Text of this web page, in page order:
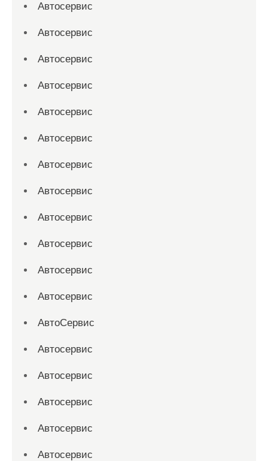
Автосервис
Автосервис
Автосервис
Автосервис
Автосервис
Автосервис
Автосервис
Автосервис
Автосервис
Автосервис
Автосервис
Автосервис
АвтоСервис
Автосервис
Автосервис
Автосервис
Автосервис
Автосервис